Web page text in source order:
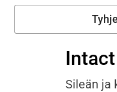
Sileän ja